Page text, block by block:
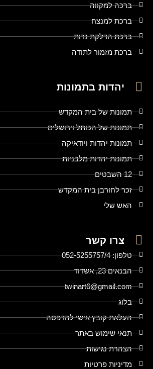
ברכה למקווה
ברכת למנצח
ברכת הדלקת נרות
ברכת מזמור לתודה
יהדות בתמונות
תמונות של בית המקדש
תמונות של הכותל וירושלים
תמונות יהדות ויודאיקה
תמונות יהדות מלבניות
12 השבטים
זכר לחורבן בית המקדש
האש שלי
צרו קשר
טלפון: 052-5255757/4
הבנאים 23, אשדוד
twinart6@gmail.com
בלוג
העלאת קובץ אישי להדפסה
תנאי שימוש באתר
הצהרת נגישות
מדיניות פרטיות